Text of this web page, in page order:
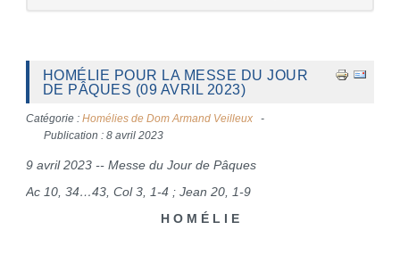
HOMÉLIE POUR LA MESSE DU JOUR
DE PÂQUES (09 AVRIL 2023)
Catégorie : Homélies de Dom Armand Veilleux
Publication : 8 avril 2023
9 avril 2023 -- Messe du Jour de Pâques
Ac 10, 34…43, Col 3, 1-4 ; Jean 20, 1-9
H O M É L I E